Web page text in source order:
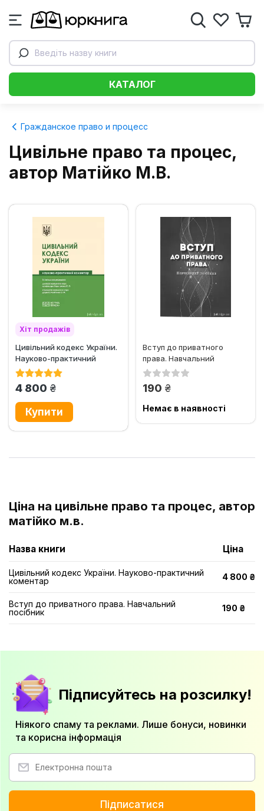
Введіть назву книги
КАТАЛОГ
Гражданское право и процесс
Цивільне право та процес,
автор Матійко М.В.
Хіт продажів
Цивільний кодекс України.
Науково-практичний
коментар
4 800 грн.
Вступ до приватного
права. Навчальний
посібник
190 грн.
Немає в наявності
Ціна на цивільне право та процес, автор
матійко м.в.
Назва книги Ціна
Цивільний кодекс України. Науково-практичний
коментар
4 800 ₴
Вступ до приватного права. Навчальний
посібник
190 ₴
Підписуйтесь на розсилку!
Ніякого спаму та реклами. Лише бонуси, новинки
та корисна інформація
Підписатися